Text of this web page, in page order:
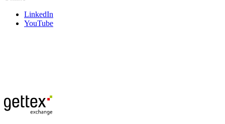
LinkedIn
YouTube